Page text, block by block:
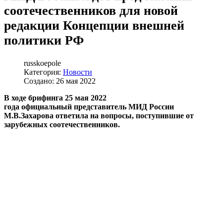
соотечественников для новой
редакции Концепции внешней
политики РФ
russkoepole
Категория: Новости
Создано: 26 мая 2022
В ходе брифинга 25 мая 2022
года официальный представитель МИД России
М.В.Захарова ответила на вопросы, поступившие от
зарубежных соотечественников.